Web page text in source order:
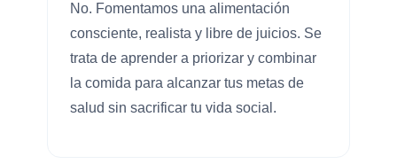
No. Fomentamos una alimentación
consciente, realista y libre de juicios. Se
trata de aprender a priorizar y combinar
la comida para alcanzar tus metas de
salud sin sacrificar tu vida social.